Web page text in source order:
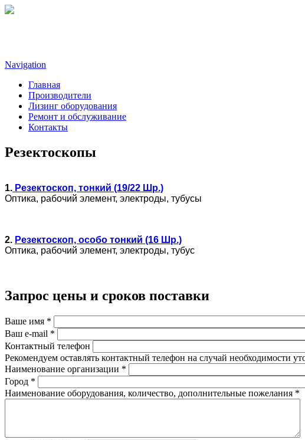
Navigation
Главная
Производители
Лизинг оборудования
Ремонт и обслуживание
Контакты
Резектоскопы
1. Резектоскоп, тонкий (19/22 Шр.)
Оптика, рабочий элемент, электроды, тубусы
2. Резектоскоп, особо тонкий (16 Шр.)
Оптика, рабочий элемент, электроды, тубус
Запрос цены и сроков поставки
Ваше имя *
Ваш e-mail *
Контактный телефон
Рекомендуем оставлять контактный телефон на случай необходимости
Наименование организации *
Город *
Наименование оборудования, количество, дополнительные пожелания *